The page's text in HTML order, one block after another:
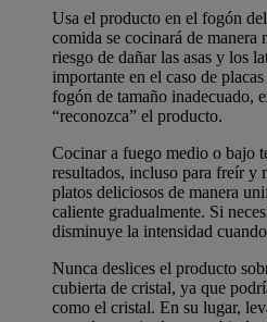
Usa el producto en el fogón
comida se cocinará de manera
riesgo de dañar las asas y los
importante en el caso de
fogón de tamaño inadecuado,
“reconozca” el producto.
Cocinar a fuego medio o bajo
resultados, incluso para freír y
platos deliciosos de manera
caliente gradualmente. Si
disminuye la intensidad
Nunca deslices el producto
cubierta de cristal, ya que
como el cristal. En su lugar,